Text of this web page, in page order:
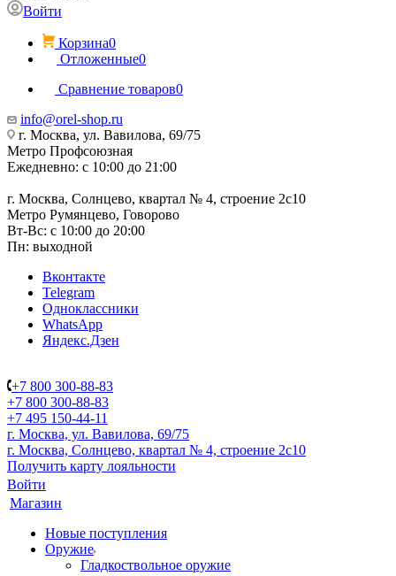
Войти
Корзина0
Отложенные0
Сравнение товаров0
info@orel-shop.ru
г. Москва, ул. Вавилова, 69/75
Метро Профсоюзная
Ежедневно: с 10:00 до 21:00
г. Москва, Солнцево, квартал № 4, строение 2с10
Метро Румянцево, Говорово
Вт-Вс: с 10:00 до 20:00
Пн: выходной
Вконтакте
Telegram
Одноклассники
WhatsApp
Яндекс.Дзен
+7 800 300-88-83
+7 800 300-88-83
+7 495 150-44-11
г. Москва, ул. Вавилова, 69/75
г. Москва, Солнцево, квартал № 4, строение 2с10
Получить карту лояльности
Войти
Магазин
Новые поступления
Оружие
Гладкоствольное оружие